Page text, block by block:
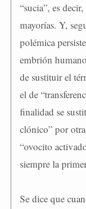
“sucia”, es
mayorías. Y,
polémica
embrión
de sustituir el
el de
finalidad se
clónico” por
“ovocito
siempre la
Se dice que